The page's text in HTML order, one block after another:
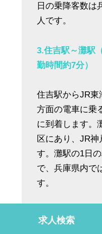
日の乗降客数は
人です。
3.住吉駅～灘駅
勤時間約7分）
住吉駅からJR東
方面の電車に乗
に到着します。
区にあり、JR
す。灘駅の1日
で、兵庫県内で
す。
4.
吉駅～芦屋
通勤時間約7分）
求人検索